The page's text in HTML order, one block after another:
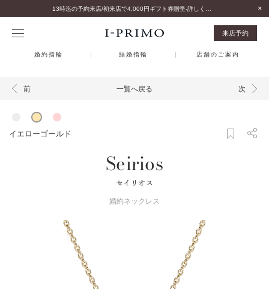
来店予約
婚約指輪 結婚指輪 店舗のご案内
前 一覧へ戻る 次
イエローゴールド
Seirios
セイリオス
婚約ネックレス